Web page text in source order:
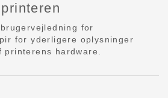
for
for yderligere oplysninger
hardware.